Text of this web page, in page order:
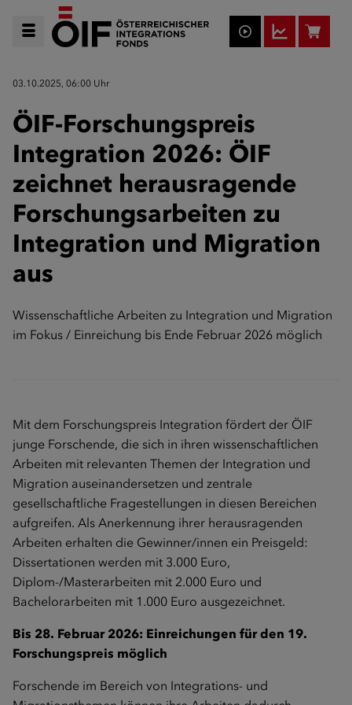
03.10.2025, 06:00 Uhr
ÖIF-Forschungspreis
Integration 2026: ÖIF
zeichnet herausragende
Forschungsarbeiten zu
Integration und Migration
aus
Wissenschaftliche Arbeiten zu Integration und Migration
im Fokus / Einreichung bis Ende Februar 2026 möglich
Mit dem Forschungspreis Integration fördert der ÖIF
junge Forschende, die sich in ihren wissenschaftlichen
Arbeiten mit relevanten Themen der Integration und
Migration auseinandersetzen und zentrale
gesellschaftliche Fragestellungen in diesen Bereichen
aufgreifen. Als Anerkennung ihrer herausragenden
Arbeiten erhalten die Gewinner/innen ein Preisgeld:
Dissertationen werden mit 3.000 Euro,
Diplom-/Masterarbeiten mit 2.000 Euro und
Bachelorarbeiten mit 1.000 Euro ausgezeichnet.
Bis 28. Februar 2026: Einreichungen für den 19.
Forschungspreis möglich
Forschende im Bereich von Integrations- und